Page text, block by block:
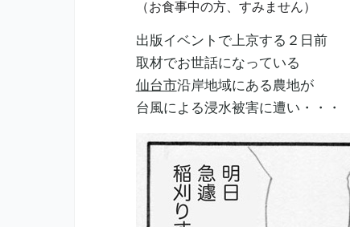
（お食事中の方、すみません）
出版イベントで上京する２日前
取材でお世話になっている
仙台市沿岸地域にある農地が
台風による浸水被害に遭い・・・